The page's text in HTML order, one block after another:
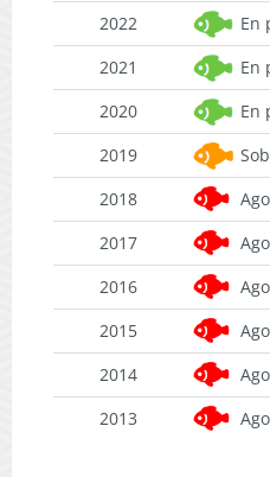
2022
En
2021
En
2020
En
2019
2018
2017
2016
2015
2014
2013